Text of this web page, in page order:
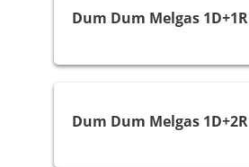
Dum Dum Melgas 1D+1R
Melgas e Mosquitos
Dum Dum Melgas 1D+2R